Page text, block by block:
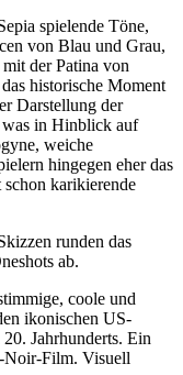
spielende Töne,
von Blau und Grau,
der Patina von
historische Moment
Darstellung der
was in Hinblick auf
weiche
hingegen eher das
karikierende
runden das
ab.
coole und
ikonischen US-
Jahrhunderts. Ein
Noir-Film. Visuell